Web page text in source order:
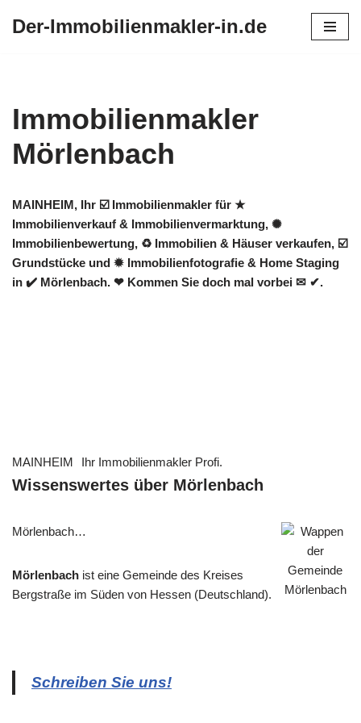
Der-Immobilienmakler-in.de
Immobilienmakler
Mörlenbach
MAINHEIM, Ihr ☑️ Immobilienmakler für ★
Immobilienverkauf & Immobilienvermarktung, ✺
Immobilienbewertung, ♻ Immobilien & Häuser verkaufen, ☑️
Grundstücke und ✹ Immobilienfotografie & Home Staging
in ✔️ Mörlenbach. ❤ Kommen Sie doch mal vorbei ✉ ✔.
MAINHEIM Ihr Immobilienmakler Profi.
Wissenswertes über Mörlenbach
Mörlenbach…
Mörlenbach ist eine Gemeinde des Kreises
Bergstraße im Süden von Hessen (Deutschland).
Schreiben Sie uns!